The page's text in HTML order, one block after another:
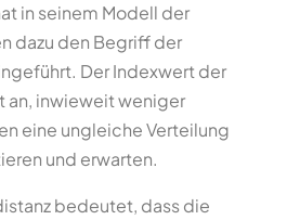
in seinem Modell der
dazu den Begriff der
Der Indexwert der
an, inwieweit weniger
eine ungleiche Verteilung
und erwarten.
bedeutet, dass die